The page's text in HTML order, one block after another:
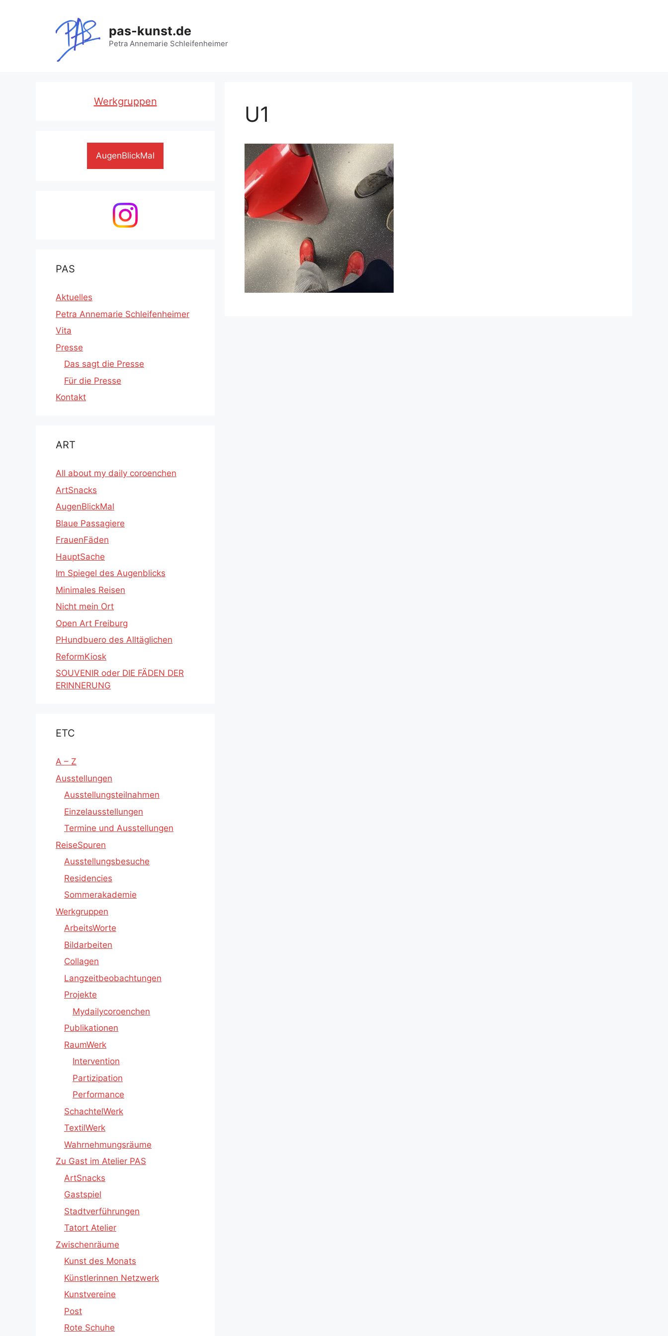
pas-kunst.de
Petra Annemarie Schleifenheimer
U1
Werkgruppen
AugenBlickMal
PAS
Aktuelles
Petra Annemarie Schleifenheimer
Vita
Presse
Das sagt die Presse
Für die Presse
Kontakt
ART
All about my daily coroenchen
ArtSnacks
AugenBlickMal
Blaue Passagiere
FrauenFäden
HauptSache
Im Spiegel des Augenblicks
Minimales Reisen
Nicht mein Ort
Open Art Freiburg
PHundbuero des Alltäglichen
ReformKiosk
SOUVENIR oder DIE FÄDEN DER
ERINNERUNG
ETC
A – Z
Ausstellungen
Ausstellungsteilnahmen
Einzelausstellungen
Termine und Ausstellungen
ReiseSpuren
Ausstellungsbesuche
Residencies
Sommerakademie
Werkgruppen
ArbeitsWorte
Bildarbeiten
Collagen
Langzeitbeobachtungen
Projekte
Mydailycoroenchen
Publikationen
RaumWerk
Intervention
Partizipation
Performance
SchachtelWerk
TextilWerk
Wahrnehmungsräume
Zu Gast im Atelier PAS
ArtSnacks
Gastspiel
Stadtverführungen
Tatort Atelier
Zwischenräume
Kunst des Monats
Künstlerinnen Netzwerk
Kunstvereine
Post
Rote Schuhe